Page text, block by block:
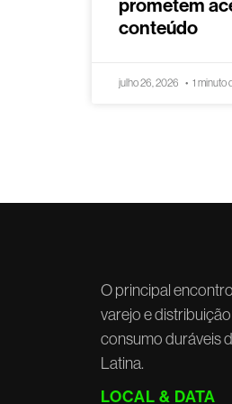
prometem
conteúdo
julho 26, 2026 1 minuto
O principal
varejo e
consumo duráveis
Latina.
LOCAL & DATA